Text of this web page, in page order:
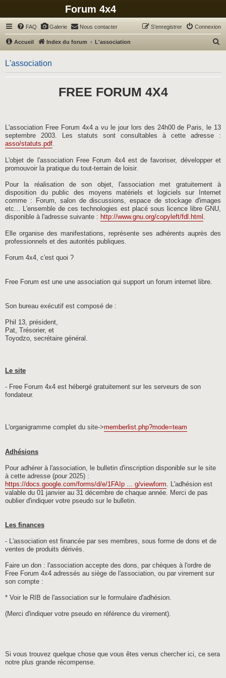
Forum 4x4
FAQ Galerie Nous contacter Connexion
S’enregistrer
Accueil Index du forum L'association
h
h
L'association
FREE FORUM 4X4
L'association Free Forum 4x4 a vu le jour lors des 24h00 de Paris, le 13
septembre 2003. Les statuts sont consultables à cette adresse :
asso/statuts.pdf.
L'objet de l'association Free Forum 4x4 est de favoriser, développer et
promouvoir la pratique du tout-terrain de loisir.
Pour la réalisation de son objet, l'association met gratuitement à
disposition du public des moyens matériels et logiciels sur Internet
comme : Forum, salon de discussions, espace de stockage d'images
etc... L'ensemble de ces technologies est placé sous licence libre GNU,
disponible à l'adresse suivante : http://www.gnu.org/copyleft/fdl.html .
Elle organise des manifestations, représente ses adhérents auprès des
professionnels et des autorités publiques.
Forum 4x4, c'est quoi ?
Free Forum est une une association qui support un forum internet libre.
Son bureau exécutif est composé de :
Phil 13, président,
Pat, Trésorier, et
Toyodzo, secrétaire général.
Le site
- Free Forum 4x4 est hébergé gratuitement sur les serveurs de son
fondateur.
L'organigramme complet du site->memberlist.php?mode=team
Adhésions
Pour adhérer à l'association, le bulletin d'inscription disponible sur le site
à cette adresse (pour 2025) :
https://docs.google.com/forms/d/e/1FAIp ... g/viewform. L'adhésion est
valable du 01 janvier au 31 décembre de chaque année. Merci de pas
oublier d'indiquer votre pseudo sur le bulletin.
Les finances
- L'association est financée par ses membres, sous forme de dons et de
ventes de produits dérivés.
Faire un don : l'association accepte des dons, par chèques à l'ordre de
Free Forum 4x4 adressés au siège de l'association, ou par virement sur
son compte :
* Voir le RIB de l'association sur le formulaire d'adhésion.
(Merci d'indiquer votre pseudo en référence du virement).
Si vous trouvez quelque chose que vous êtes venus chercher ici, ce sera
notre plus grande récompense.